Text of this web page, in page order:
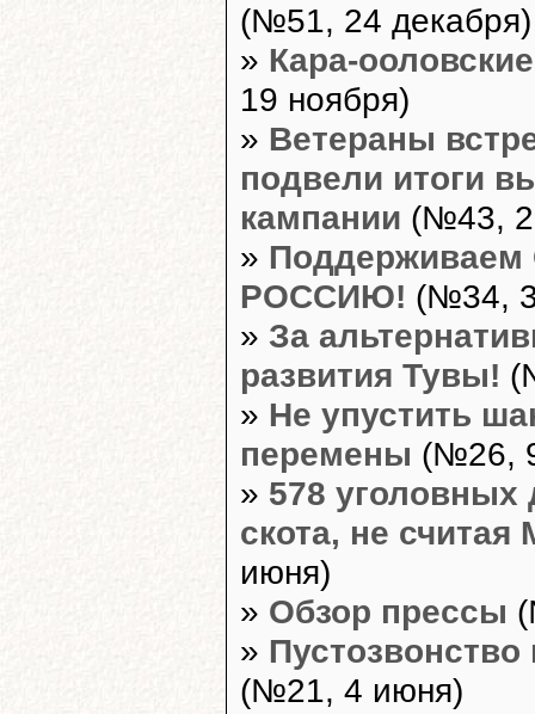
(№51, 24 декабря)
» Кара-
19 ноября)
» Ветераны
подвели итоги
кампании (№43,
»
РОССИЮ! (№34, 3
» За
развития Тувы!
» Не упустить
перемены (№26,
» 578 уголовных
скота, не считая
июня)
» Обзор прессы
» Пустозвонство
(№21, 4 июня)